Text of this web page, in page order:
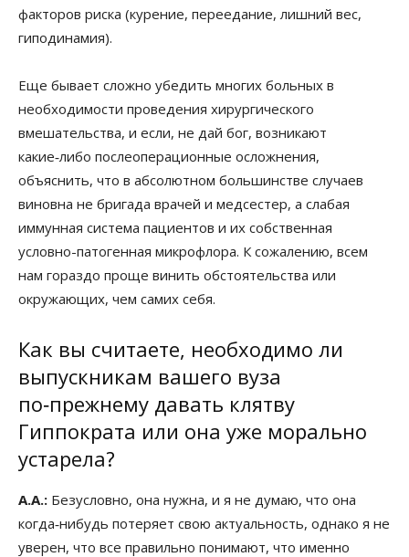
факторов риска (курение, переедание, лишний вес,
гиподинамия).
Еще бывает сложно убедить многих больных в
необходимости проведения хирургического
вмешательства, и если, не дай бог, возникают
какие‑либо послеоперационные осложнения,
объяснить, что в абсолютном большинстве случаев
виновна не бригада врачей и медсестер, а слабая
иммунная система пациентов и их собственная
условно-патогенная микрофлора. К сожалению, всем
нам гораздо проще винить обстоятельства или
окружающих, чем самих себя.
Как вы считаете, необходимо ли
выпускникам вашего вуза
по‑прежнему давать клятву
Гиппократа или она уже морально
устарела?
А.А.: Безусловно, она нужна, и я не думаю, что она
когда‑нибудь потеряет свою актуальность, однако я не
уверен, что все правильно понимают, что именно